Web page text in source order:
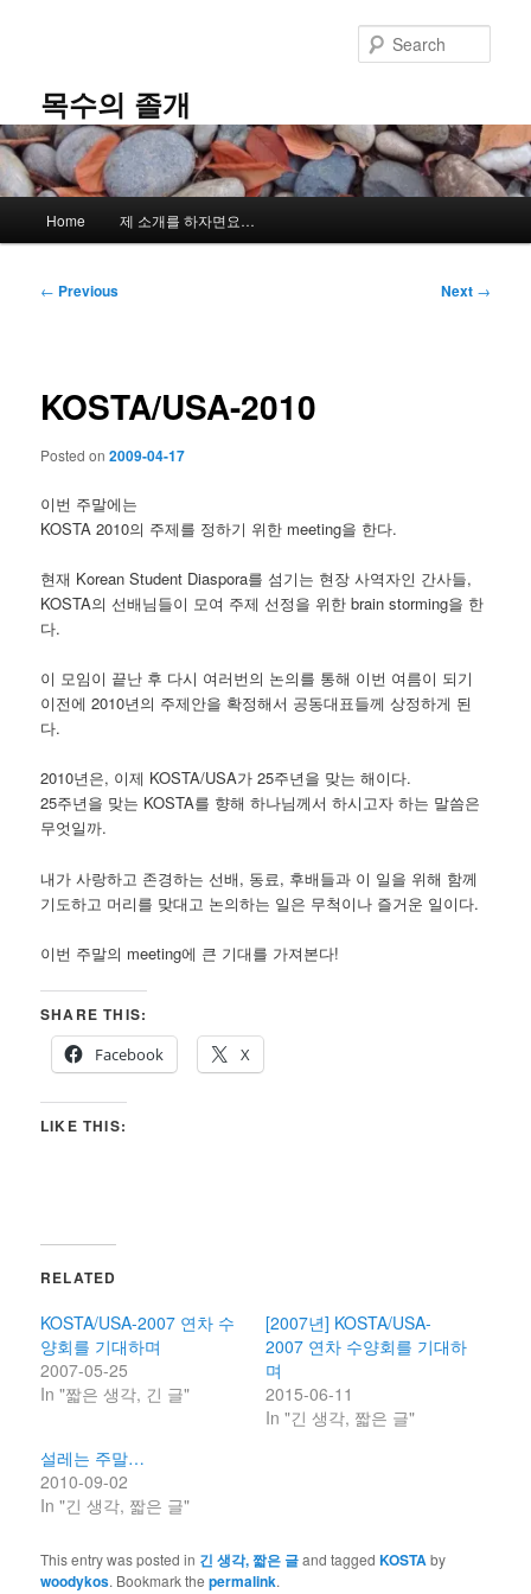
content목수의 졸개
Home 제 소개를 하자면요…
Post
← Previous Next →
KOSTA/USA-2010
Posted on2009-04-17
이번 주말에는
KOSTA 2010의 주제를 정하기 위한 meeting을 한다.
현재 Korean Student Diaspora를 섬기는 현장 사역자인 간사들,
KOSTA의 선배님들이 모여 주제 선정을 위한 brain storming을 한
다.
이 모임이 끝난 후 다시 여러번의 논의를 통해 이번 여름이 되기
이전에 2010년의 주제안을 확정해서 공동대표들께 상정하게 된
다.
2010년은, 이제 KOSTA/USA가 25주년을 맞는 해이다.
25주년을 맞는 KOSTA를 향해 하나님께서 하시고자 하는 말씀은
무엇일까.
내가 사랑하고 존경하는 선배, 동료, 후배들과 이 일을 위해 함께
기도하고 머리를 맞대고 논의하는 일은 무척이나 즐거운 일이다.
이번 주말의 meeting에 큰 기대를 가져본다!
SHARE THIS:
Facebook
X
LIKE THIS:
RELATED
KOSTA/USA-2007 연차 수
양회를 기대하며
2007-05-25
In "짧은 생각, 긴 글"
[2007년] KOSTA/USA-
2007 연차 수양회를 기대하
며
2015-06-11
In "긴 생각, 짧은 글"
설레는 주말…
2010-09-02
In "긴 생각, 짧은 글"
This entry was posted in 긴 생각, 짧은 글and taggedKOSTAby
woodykos. Bookmark thepermalink.